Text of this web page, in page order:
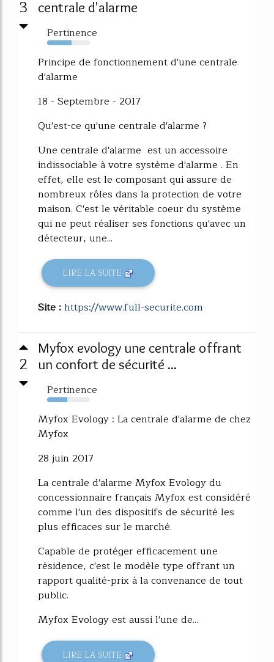
3
centrale d'alarme
Pertinence
57%
Principe de fonctionnement d'une centrale
d'alarme
18 - Septembre - 2017
Qu'est-ce qu'une centrale d'alarme ?
Une centrale d'alarme est un accessoire
indissociable à votre système d'alarme . En
effet, elle est le composant qui assure de
nombreux rôles dans la protection de votre
maison. C'est le véritable coeur du système
qui ne peut réaliser ses fonctions qu'avec un
détecteur, une...
LIRE LA SUITE
Site :https://www.full-securite.com
2
Myfox evology une centrale offrant
un confort de sécurité ...
Pertinence
47%
Myfox Evology : La centrale d'alarme de chez
Myfox
28 juin 2017
La centrale d'alarme Myfox Evology du
concessionnaire français Myfox est considéré
comme l'un des dispositifs de sécurité les
plus efficaces sur le marché.
Capable de protéger efficacement une
résidence, c'est le modèle type offrant un
rapport qualité-prix à la convenance de tout
public.
Myfox Evology est aussi l'une de...
LIRE LA SUITE